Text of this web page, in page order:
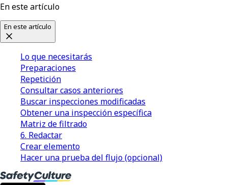
En este artículo
En este artículo
Lo que necesitarás
Preparaciones
Repetición
Consultar casos anteriores
Buscar inspecciones modificadas
Obtener una inspección específica
Matriz de filtrado
6. Redactar
Crear elemento
Hacer una prueba del flujo (opcional)